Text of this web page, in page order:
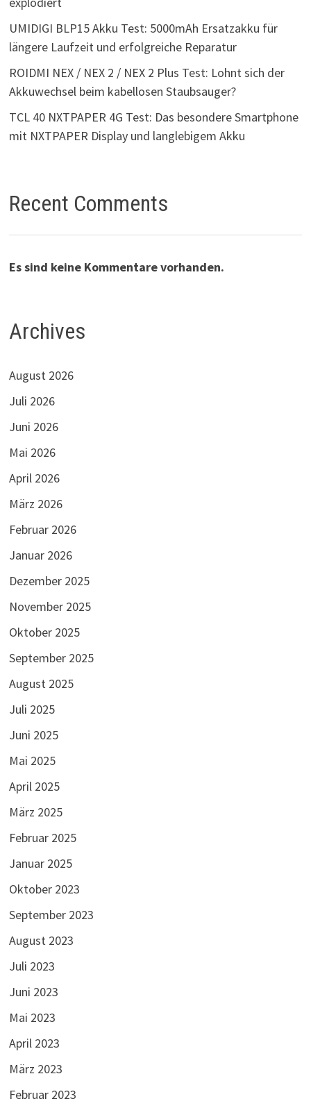
UMIDIGI BLP15 Akku Test: 5000mAh Ersatzakku für
längere Laufzeit und erfolgreiche Reparatur
ROIDMI NEX / NEX 2 / NEX 2 Plus Test: Lohnt sich der
Akkuwechsel beim kabellosen Staubsauger?
TCL 40 NXTPAPER 4G Test: Das besondere Smartphone
mit NXTPAPER Display und langlebigem Akku
Recent Comments
Es sind keine Kommentare vorhanden.
Archives
August 2026
Juli 2026
Juni 2026
Mai 2026
April 2026
März 2026
Februar 2026
Januar 2026
Dezember 2025
November 2025
Oktober 2025
September 2025
August 2025
Juli 2025
Juni 2025
Mai 2025
April 2025
März 2025
Februar 2025
Januar 2025
Oktober 2023
September 2023
August 2023
Juli 2023
Juni 2023
Mai 2023
April 2023
März 2023
Februar 2023